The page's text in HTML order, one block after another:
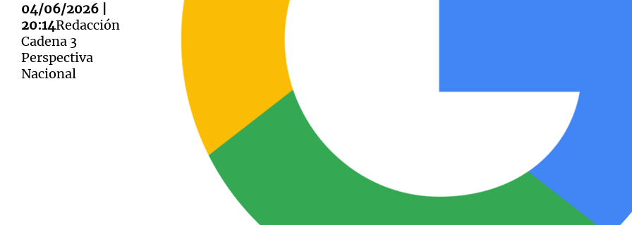
04/06/2026 |
20:14Redacción
Cadena 3
Perspectiva
Nacional
Editorial Mundial 2026 La Sole en Cadena 3 Cadena 3